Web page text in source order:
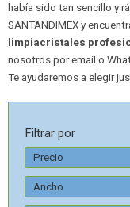
había sido tan sencillo y
SANTANDIMEX y
limpiacristales
nosotros por email o
Te ayudaremos a elegir
Filtrar por
Precio
Ancho